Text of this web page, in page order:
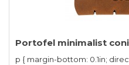
Portofel minimalist
p { margin-bottom: 0.1in;